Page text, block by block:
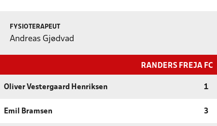
FYSIOTERAPEUT
Andreas Gjødvad
RANDERS FREJA FC
Oliver Vestergaard Henriksen 1
Emil Bramsen 3